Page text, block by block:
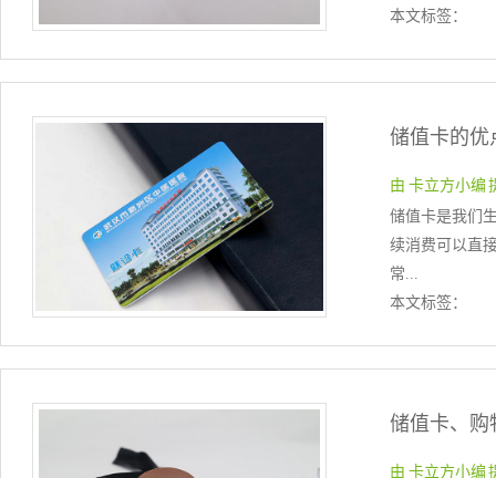
本文标签：
储值卡的优
由 卡立方小编
储值卡是我们
续消费可以直
常...
本文标签：
储值卡、购
由 卡立方小编